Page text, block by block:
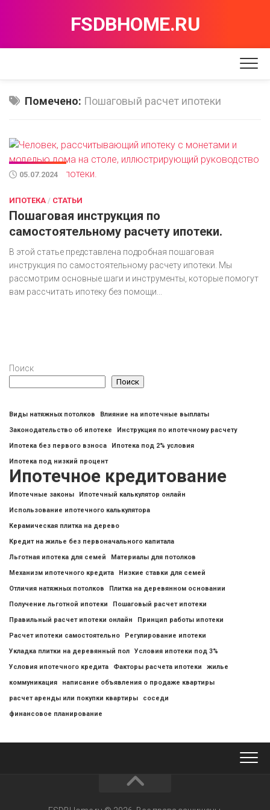
FSDBHOME.RU
Помечено: Пошаговый расчет ипотеки
05.07.2024
ИПОТЕКА / СТАТЬИ
Пошаговая инструкция по
самостоятельному расчету ипотеки.
В этой статье представлена подробная пошаговая
инструкция по самостоятельному расчету ипотеки. Мы
рассмотрим основные шаги и инструменты, которые помогут
вам рассчитать ипотеку без помощи...
Поиск
Поиск
Виды натяжных потолков
Влияние на ипотечные выплаты
Законодательство об ипотеке
Инструкция по ипотечному расчету
Ипотека без первого взноса
Ипотека под 2% условия
Ипотека под низкий процент
Ипотечное кредитование
Ипотечные законы
Ипотечный калькулятор онлайн
Использование ипотечного калькулятора
Керамическая плитка на дерево
Кредит на жилье без первоначального капитала
Льготная ипотека для семей
Материалы для потолков
Механизм ипотечного кредита
Низкие ставки для семей
Отличия натяжных потолков
Плитка на деревянном основании
Получение льготной ипотеки
Пошаговый расчет ипотеки
Правильный расчет ипотеки онлайн
Принцип работы ипотеки
Расчет ипотеки самостоятельно
Регулирование ипотеки
Укладка плитки на деревянный пол
Условия ипотеки под 3%
Условия ипотечного кредита
Факторы расчета ипотеки
жилье
коммуникация
написание объявления о продаже квартиры
расчет аренды или покупки квартиры
соседи
финансовое планирование